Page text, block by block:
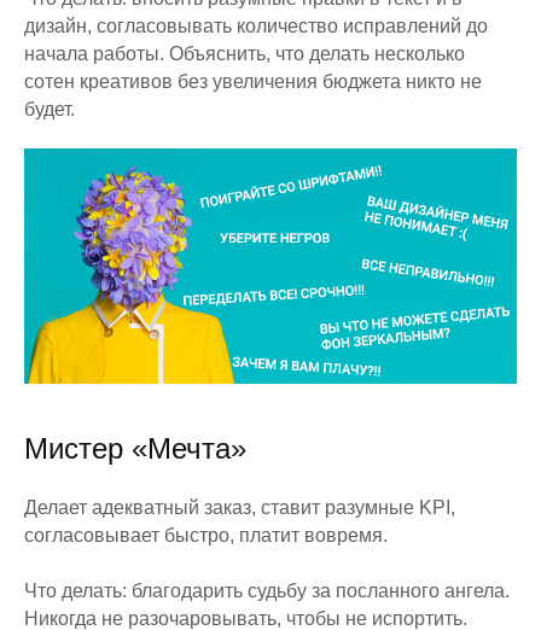
дизайн, согласовывать количество исправлений до
начала работы. Объяснить, что делать несколько
сотен креативов без увеличения бюджета никто не
будет.
Мистер «Мечта»
Делает адекватный заказ, ставит разумные KPI,
согласовывает быстро, платит вовремя.
Что делать: благодарить судьбу за посланного ангела.
Никогда не разочаровывать, чтобы не испортить.